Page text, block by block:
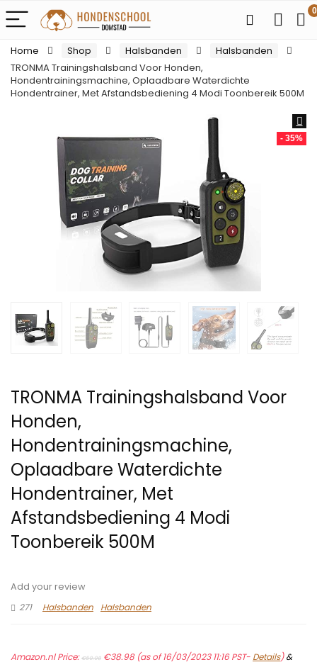
0
Home Shop Halsbanden
Halsbanden
TRONMA Trainingshalsband Voor Honden,
Hondentrainingsmachine, Oplaadbare Waterdichte
Hondentrainer, Met Afstandsbediening 4 Modi Toonbereik 500M
- 35%
TRONMA Trainingshalsband Voor
Honden,
Hondentrainingsmachine,
Oplaadbare Waterdichte
Hondentrainer, Met
Afstandsbediening 4 Modi
Toonbereik 500M
Add your review
271
Halsbanden Halsbanden
Amazon.nl Price:€59.98 price
€38.98price
(as of 16/03/2023 11:16 PST- Details)&